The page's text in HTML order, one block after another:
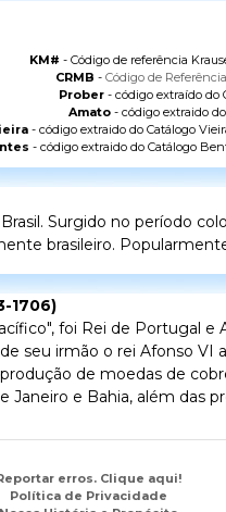
KM# - Código de referência
CRMB - Código de
Prober - código extraído do
Amato - código extraido do
- código extraido do Catálogo
- código extraido do Catálogo
Surgido no período
brasileiro.
1706)
foi Rei de Portugal
seu irmão o rei Afonso VI
de moedas de
Janeiro e Bahia, além das
erros. Clique aqui!
Política de Privacidade